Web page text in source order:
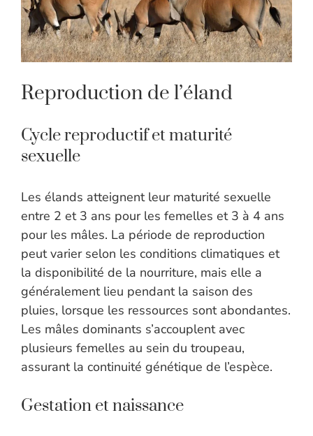
Reproduction de l’éland
Cycle reproductif et maturité
sexuelle
Les élands atteignent leur maturité sexuelle
entre 2 et 3 ans pour les femelles et 3 à 4 ans
pour les mâles. La période de reproduction
peut varier selon les conditions climatiques et
la disponibilité de la nourriture, mais elle a
généralement lieu pendant la saison des
pluies, lorsque les ressources sont abondantes.
Les mâles dominants s’accouplent avec
plusieurs femelles au sein du troupeau,
assurant la continuité génétique de l’espèce.
Gestation et naissance